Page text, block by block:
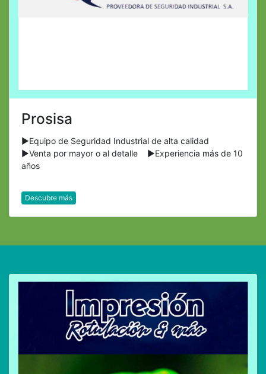
Prosisa
►Equipo de Seguridad Industrial de alta calidad
►Venta por mayor o al detalle ►Experiencia más de 10
años
Descubre más